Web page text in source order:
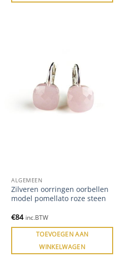
ALGEMEEN
Zilveren oorringen oorbellen
model pomellato roze steen
€84 inc.BTW
TOEVOEGEN AAN
WINKELWAGEN